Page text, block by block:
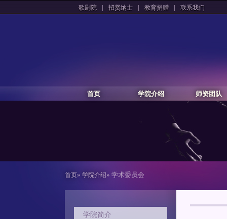
歌剧院 | 招贤纳士 | 教育捐赠 | 联系我们
首页 学院介绍 师资团队
首页» 学院介绍» 学术委员会
学院简介